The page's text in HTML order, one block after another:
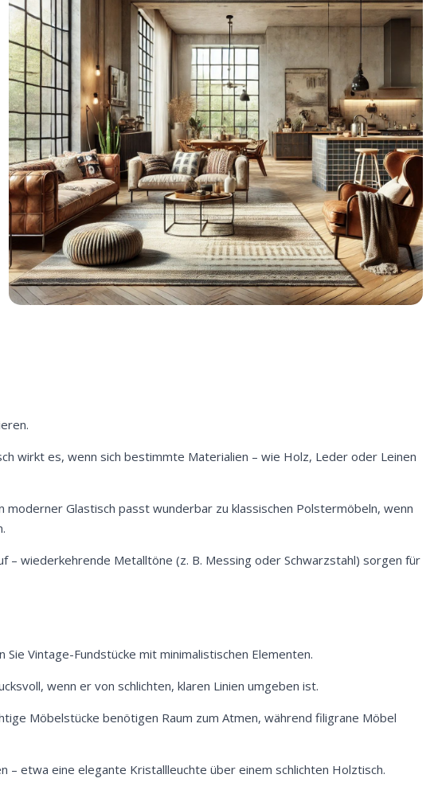
wirkt es, wenn sich bestimmte Materialien – wie Holz, Leder oder Leinen
moderner Glastisch passt wunderbar zu klassischen Polstermöbeln, wenn
– wiederkehrende Metalltöne (z. B. Messing oder Schwarzstahl) sorgen für
Vintage-Fundstücke mit minimalistischen Elementen.
wenn er von schlichten, klaren Linien umgeben ist.
Möbelstücke benötigen Raum zum Atmen, während filigrane Möbel
– etwa eine elegante Kristallleuchte über einem schlichten Holztisch.
Jetzt5% Rabatt